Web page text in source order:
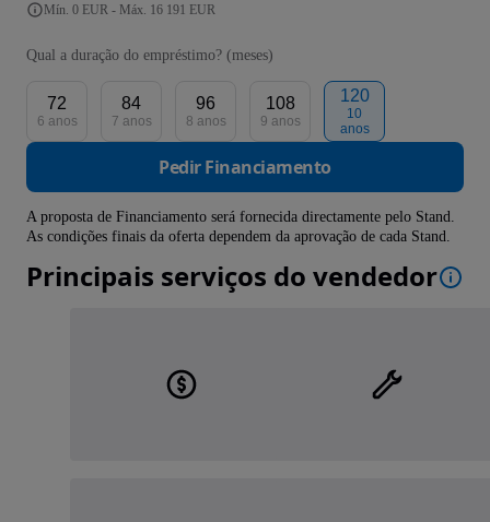
Mín. 0 EUR - Máx. 16 191 EUR
Qual a duração do empréstimo? (meses)
72
6 anos
84
7 anos
96
8 anos
108
9 anos
120
10
anos
Pedir Financiamento
A proposta de Financiamento será fornecida directamente pelo Stand.
As condições finais da oferta dependem da aprovação de cada Stand.
Principais serviços do vendedor